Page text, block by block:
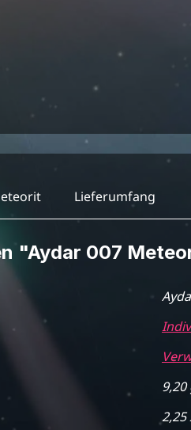
Lieferumfang
"Aydar 007
9,20
2,25